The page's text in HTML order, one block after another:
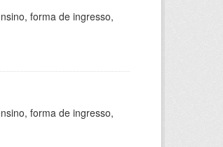
forma de ingresso,
forma de ingresso,